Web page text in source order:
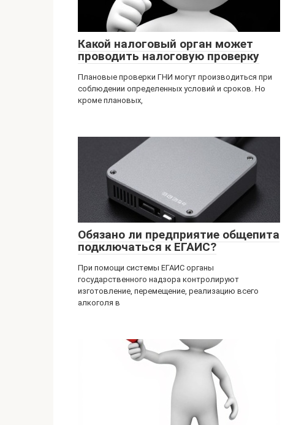
Какой налоговый орган может
проводить налоговую проверку
Плановые проверки ГНИ могут производиться при
соблюдении определенных условий и сроков. Но
кроме плановых,
Обязано ли предприятие общепита
подключаться к ЕГАИС?
При помощи системы ЕГАИС органы
государственного надзора контролируют
изготовление, перемещение, реализацию всего
алкоголя в